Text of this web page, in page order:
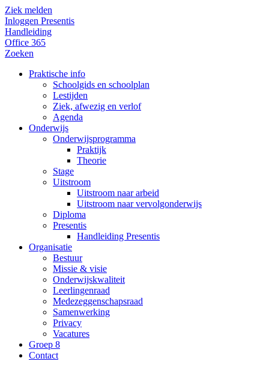
Ziek melden
Inloggen Presentis
Handleiding
Office 365
Zoeken
Praktische info
Schoolgids en schoolplan
Lestijden
Ziek, afwezig en verlof
Agenda
Onderwijs
Onderwijsprogramma
Praktijk
Theorie
Stage
Uitstroom
Uitstroom naar arbeid
Uitstroom naar vervolgonderwijs
Diploma
Presentis
Handleiding Presentis
Organisatie
Bestuur
Missie & visie
Onderwijskwaliteit
Leerlingenraad
Medezeggenschapsraad
Samenwerking
Privacy
Vacatures
Groep 8
Contact